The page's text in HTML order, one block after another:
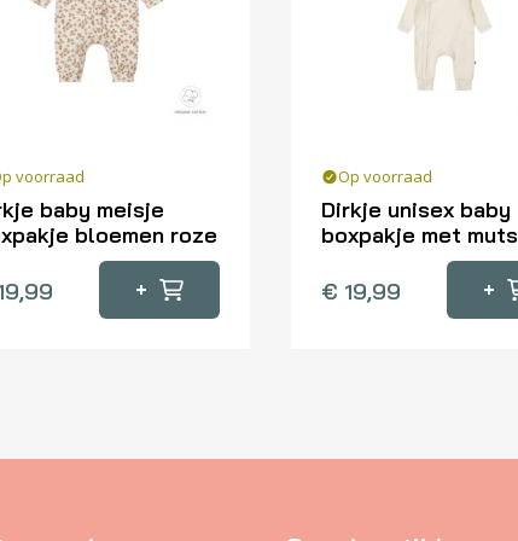
voorraad
baby meisje
bloemen roze
+
Op voorraad
Dirkje unisex baby
boxpakje met muts
€ 19,99 +
product
optie